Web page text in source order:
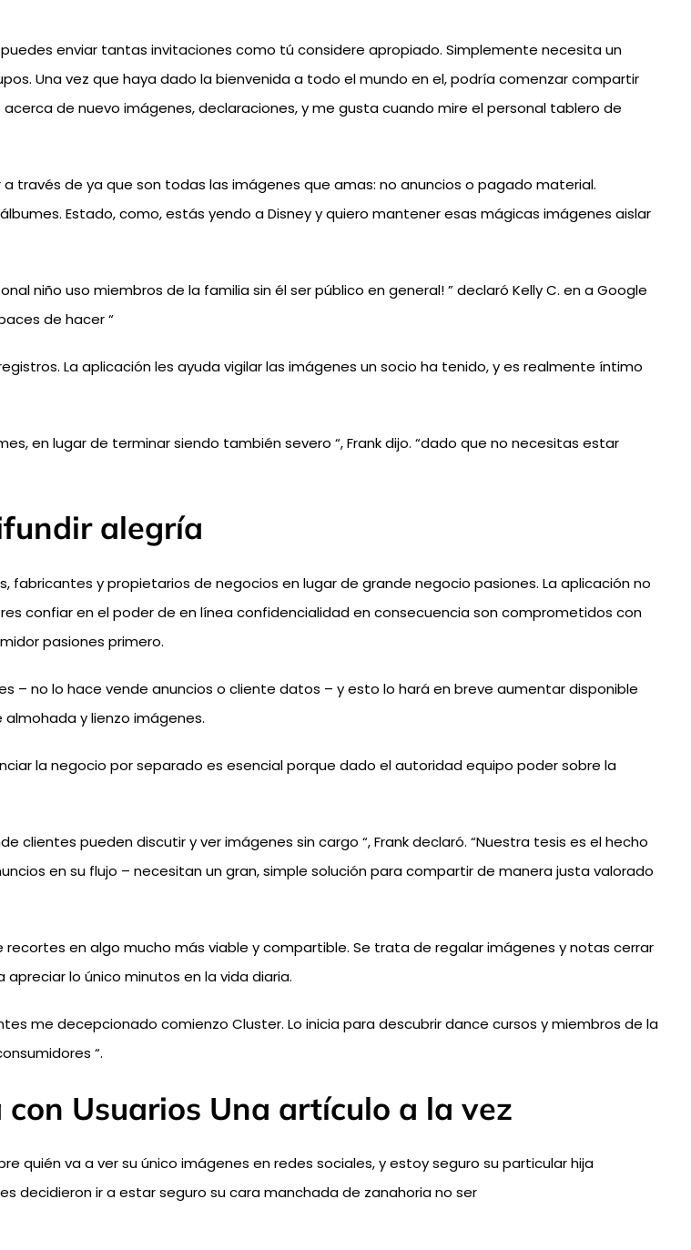
enviar tantas invitaciones como tú considere apropiado. Simplemente necesita un
Una vez que haya dado la bienvenida a todo el mundo en el, podría comenzar compartir
de nuevo imágenes, declaraciones, y me gusta cuando mire el personal tablero de
través de ya que son todas las imágenes que amas: no anuncios o pagado material.
Estado, como, estás yendo a Disney y quiero mantener esas mágicas imágenes aislar
niño uso miembros de la familia sin él ser público en general! ” declaró Kelly C. en a Google
de hacer “
La aplicación les ayuda vigilar las imágenes un socio ha tenido, y es realmente íntimo
en lugar de terminar siendo también severo “, Frank dijo. “dado que no necesitas estar
alegría
y propietarios de negocios en lugar de grande negocio pasiones. La aplicación no
confiar en el poder de en línea confidencialidad en consecuencia son comprometidos con
pasiones primero.
no lo hace vende anuncios o cliente datos – y esto lo hará en breve aumentar disponible
y lienzo imágenes.
la negocio por separado es esencial porque dado el autoridad equipo poder sobre la
pueden discutir y ver imágenes sin cargo “, Frank declaró. “Nuestra tesis es el hecho
en su flujo – necesitan un gran, simple solución para compartir de manera justa valorado
en algo mucho más viable y compartible. Se trata de regalar imágenes y notas cerrar
lo único minutos en la vida diaria.
me decepcionado comienzo Cluster. Lo inicia para descubrir dance cursos y miembros de la
“.
Usuarios Una artículo a la vez
va a ver su único imágenes en redes sociales, y estoy seguro su particular hija
decidieron ir a estar seguro su cara manchada de zanahoria no ser